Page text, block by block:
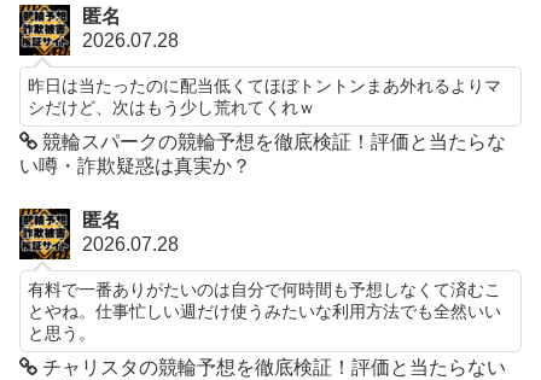
匿名
2026.07.28
昨日は当たったのに配当低くてほぼトントンまあ外れるよりマ
シだけど、次はもう少し荒れてくれｗ
競輪スパークの競輪予想を徹底検証！評価と当たらな
い噂・詐欺疑惑は真実か？
匿名
2026.07.28
有料で一番ありがたいのは自分で何時間も予想しなくて済むこ
とやね。仕事忙しい週だけ使うみたいな利用方法でも全然いい
と思う。
チャリスタの競輪予想を徹底検証！評価と当たらない